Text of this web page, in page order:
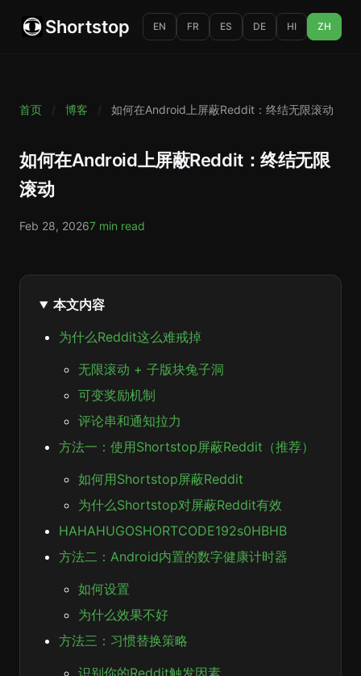
Shortstop EN FR ES DE HI ZH
首页 / 博客 / 如何在Android上屏蔽Reddit：终结无限滚动
如何在Android上屏蔽Reddit：终结无限
滚动
Feb 28, 20267 min read
本文内容
为什么Reddit这么难戒掉
无限滚动 + 子版块兔子洞
可变奖励机制
评论串和通知拉力
方法一：使用Shortstop屏蔽Reddit（推荐）
如何用Shortstop屏蔽Reddit
为什么Shortstop对屏蔽Reddit有效
HAHAHUGOSHORTCODE192s0HBHB
方法二：Android内置的数字健康计时器
如何设置
为什么效果不好
方法三：习惯替换策略
识别你的Reddit触发因素